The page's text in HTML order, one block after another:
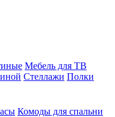
Мебель для ТВ
Стеллажи Полки
Комоды для спальни